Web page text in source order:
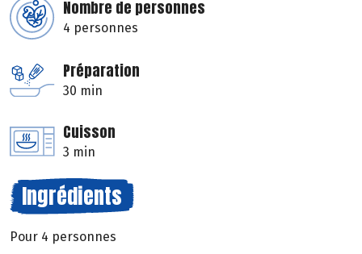
Nombre de personnes
4 personnes
Préparation
30 min
Cuisson
3 min
Ingrédients
Pour 4 personnes